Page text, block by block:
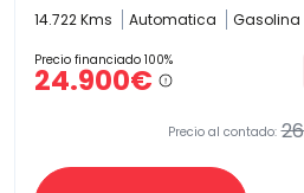
14.722 Kms
Automatica Gasolina
Precio financiado 100%
24.900€
Precio al contado: